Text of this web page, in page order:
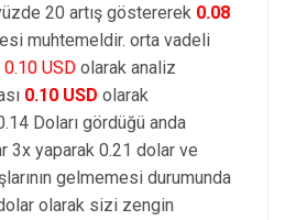
20 artış göstererek 0.08
muhtemeldir. orta vadeli
0.10 USD olarak analiz
0.10 USD olarak
Doları gördüğü anda
3x yaparak 0.21 dolar ve
gelmemesi durumunda
olarak sizi zengin